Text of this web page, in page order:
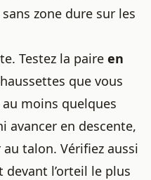
zone dure sur les
Testez la paire en
que vous
moins quelques
avancer en descente,
talon. Vérifiez aussi
devant l’orteil le plus